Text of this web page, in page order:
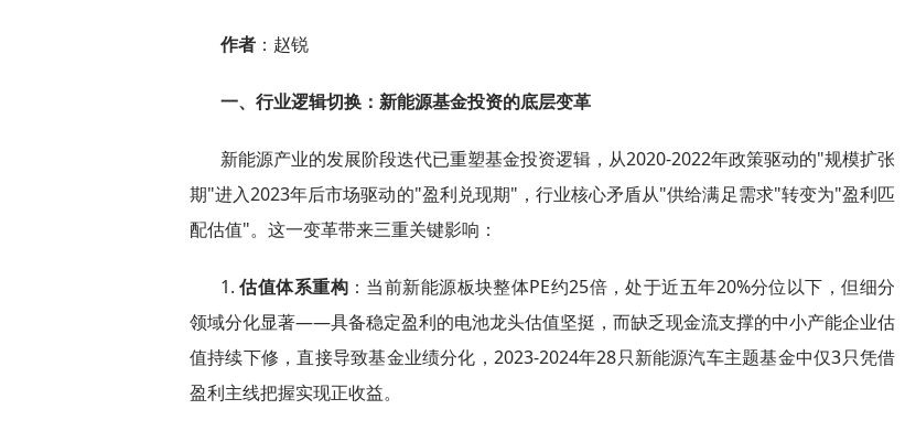
作者 ：赵锐
一、行业逻辑切换：新能源基金投资的底层变革
新能源产业的发展阶段迭代已重塑基金投资逻辑，从2020-2022年政策驱动的"规模扩张
期"进入2023年后市场驱动的"盈利兑现期"，行业核心矛盾从"供给满足需求"转变为"盈利匹
配估值"。这一变革带来三重关键影响：
1.估值体系重构 ：当前新能源板块整体PE约25倍，处于近五年20%分位以下，但细分
领域分化显著——具备稳定盈利的电池龙头估值坚挺，而缺乏现金流支撑的中小产能企业估
值持续下修，直接导致基金业绩分化，2023-2024年28只新能源汽车主题基金中仅3只凭借
盈利主线把握实现正收益。